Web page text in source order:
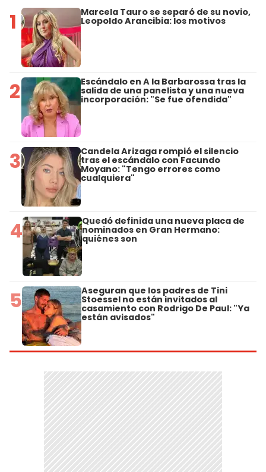
1 Marcela Tauro se separó de su novio,
Leopoldo Arancibia: los motivos
2 Escándalo en A la Barbarossa tras la
salida de una panelista y una nueva
incorporación: "Se fue ofendida"
3 Candela Arizaga rompió el silencio
tras el escándalo con Facundo
Moyano: "Tengo errores como
cualquiera"
4 Quedó definida una nueva placa de
nominados en Gran Hermano:
quiénes son
5 Aseguran que los padres de Tini
Stoessel no están invitados al
casamiento con Rodrigo De Paul: "Ya
están avisados"